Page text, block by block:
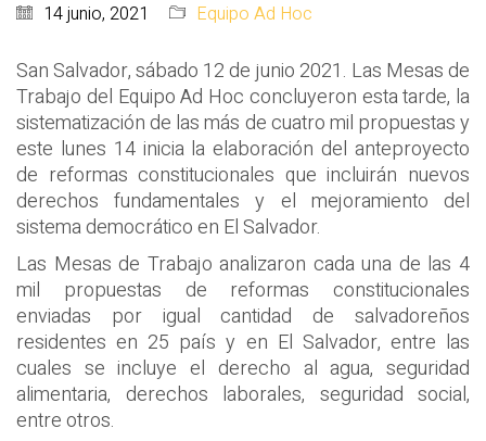
14 junio, 2021 Equipo Ad Hoc
San Salvador, sábado 12 de junio 2021. Las Mesas de
Trabajo del Equipo Ad Hoc concluyeron esta tarde, la
sistematización de las más de cuatro mil propuestas y
este lunes 14 inicia la elaboración del anteproyecto
de reformas constitucionales que incluirán nuevos
derechos fundamentales y el mejoramiento del
sistema democrático en El Salvador.
Las Mesas de Trabajo analizaron cada una de las 4
mil propuestas de reformas constitucionales
enviadas por igual cantidad de salvadoreños
residentes en 25 país y en El Salvador, entre las
cuales se incluye el derecho al agua, seguridad
alimentaria, derechos laborales, seguridad social,
entre otros.